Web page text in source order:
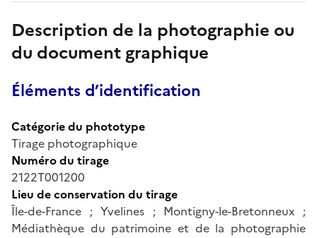
Description de la photographie ou
du document graphique
Éléments d’identification
Catégorie du phototype
Tirage photographique
Numéro du tirage
2122T001200
Lieu de conservation du tirage
Île-de-France ; Yvelines ; Montigny-le-Bretonneux ;
Médiathèque du patrimoine et de la photographie